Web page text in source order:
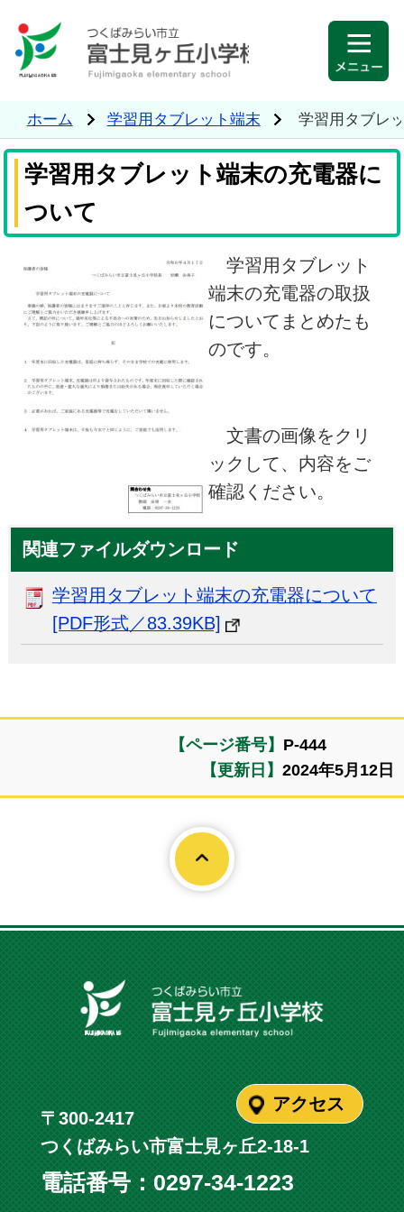
ホーム 学習用タブレット端末 学習用タブレ
学習用タブレット端末の充電器に
ついて
学習用タブレット
端末の充電器の取扱
についてまとめたも
のです。
文書の画像をクリ
ックして、内容をご
確認ください。
関連ファイルダウンロード
学習用タブレット端末の充電器について
[PDF形式／83.39KB]
【ページ番号】 P-444
【更新日】 2024年5月12日
〒300-2417
つくばみらい市富士見ヶ丘2-18-1
アクセス
電話番号：0297-34-1223